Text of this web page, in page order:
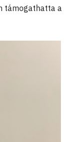
támogathatta a